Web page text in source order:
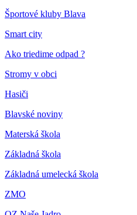
Športové kluby Blava
Smart city
Ako triedime odpad ?
Stromy v obci
Hasiči
Blavské noviny
Materská škola
Základná škola
Základná umelecká škola
ZMO